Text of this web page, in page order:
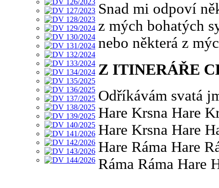
Snad mi odpoví
z mých bohatých
nebo některá z
Z ITINERÁŘE
Odříkávám svatá
Hare Krsna Hare
Hare Krsna Hare
Hare Ráma Hare
Ráma Ráma Hare